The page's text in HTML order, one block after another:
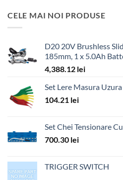
CELE MAI NOI PRODUSE
D20 20V Brushless
185mm, 1 x 5.0Ah
4,388.12 lei
Set Lere Masura
104.21 lei
Set Chei Tensionare
700.30 lei
TRIGGER SWITCH